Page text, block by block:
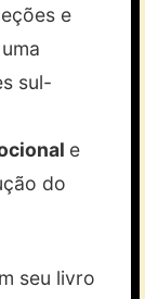
e
sul-
e
do
seu livro